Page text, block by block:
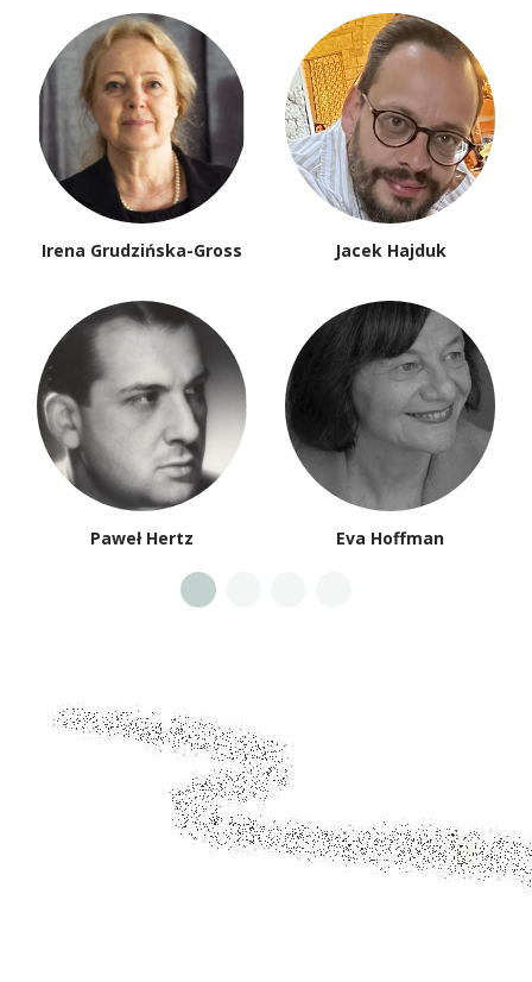
Irena Grudzińska-Gross Jacek Hajduk
Paweł Hertz Eva Hoffman